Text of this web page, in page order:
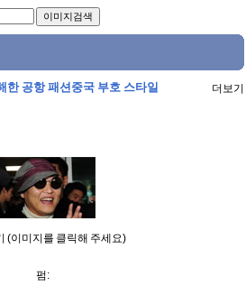
한 공항 패션중국 부호 스타일 더보기
(이미지를 클릭해 주세요)
펌: